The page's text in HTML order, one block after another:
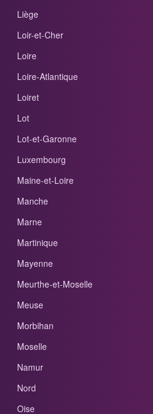
Liège
Loir-et-Cher
Loire
Loire-Atlantique
Loiret
Lot
Lot-et-Garonne
Luxembourg
Maine-et-Loire
Manche
Marne
Martinique
Mayenne
Meurthe-et-Moselle
Meuse
Morbihan
Moselle
Namur
Nord
Oise